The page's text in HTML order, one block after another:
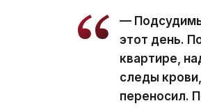
—
этот день.
квартире,
следы
переносил.